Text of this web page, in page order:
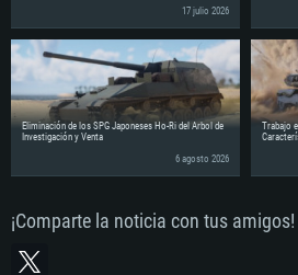
17 julio 2026
Eliminación de los SPG Japoneses Ho-Ri del Árbol de
Investigación y Venta
6 agosto 2026
Trabajo
¡Comparte la noticia con tus amigos!